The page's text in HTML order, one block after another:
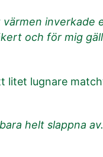
inverkade
och för mig
litet lugnare
helt slappna